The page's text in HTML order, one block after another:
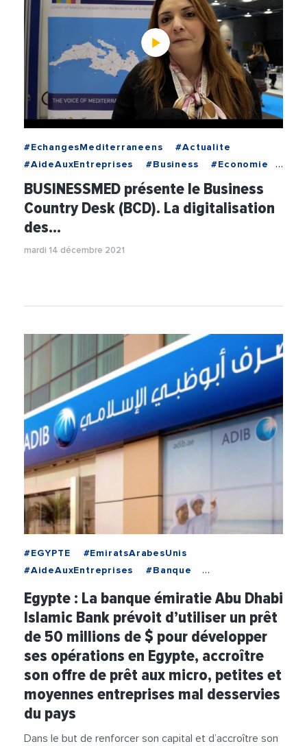
#EchangesMediterraneens
#Actualite
#AideAuxEntreprises
#Business
#Economie
#Entreprises
BUSINESSMED présente le Business
Country Desk (BCD). La digitalisation
des…
mardi 14 décembre 2021
#EGYPTE
#EmiratsArabesUnis
#AideAuxEntreprises
#Banque
#Investissement
Egypte : La banque émiratie Abu Dhabi
Islamic Bank prévoit d’utiliser un prêt
de 50 millions de $ pour développer
ses opérations en Egypte, accroître
son offre de prêt aux micro, petites et
moyennes entreprises mal desservies
du pays
Dans le but de renforcer son capital et d’accroître son